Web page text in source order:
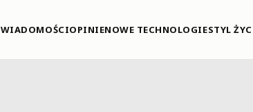
WIADOMOŚCIOPINIENOWE TECHNOLOGIESTYL